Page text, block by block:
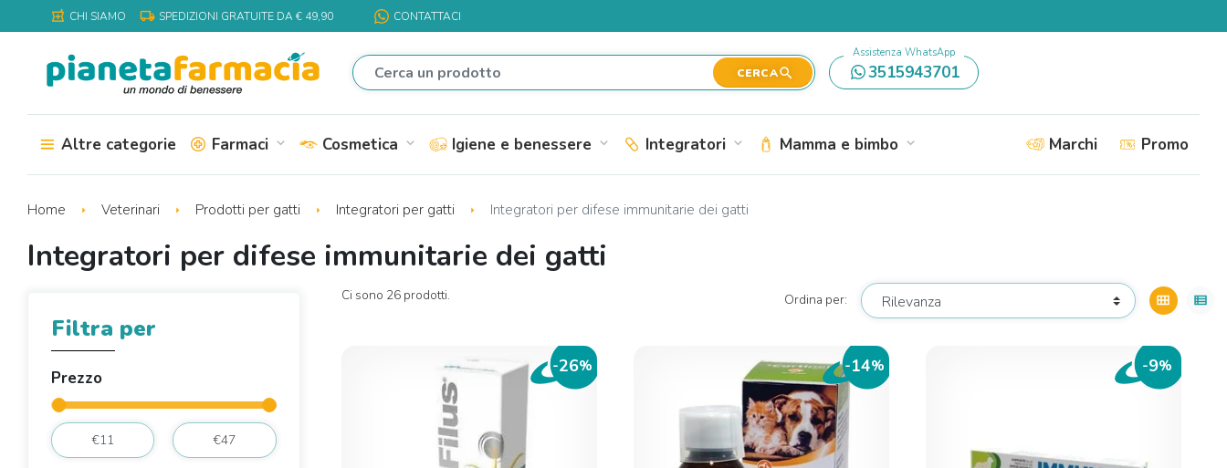
local_pharmacy CHI SIAMO local_shipping SPEDIZIONI GRATUITE DA € 49,90 CONTATTACI
CERCAsearch
Assistenza WhatsApp
3515943701
Altre categorie Farmaci expand_more Cosmetica expand_more Igiene e benessere expand_more Integratori expand_more Mamma e bimbo expand_more Marchi Promo
Home Veterinari Prodotti per gatti Integratori per gatti Integratori per difese immunitarie dei gatti
Integratori per difese immunitarie dei gatti
Filtra per
Prezzo
Ci sono 26 prodotti. Ordina per: view_module view_list
-26% -14% -9%